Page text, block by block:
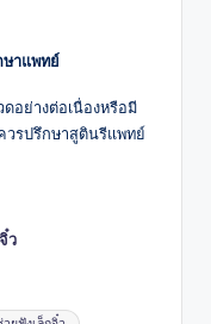
ษาแพทย์
ดอย่างต่อเนื่องหรือมี
วรปรึกษาสูตินรีแพทย์
ว